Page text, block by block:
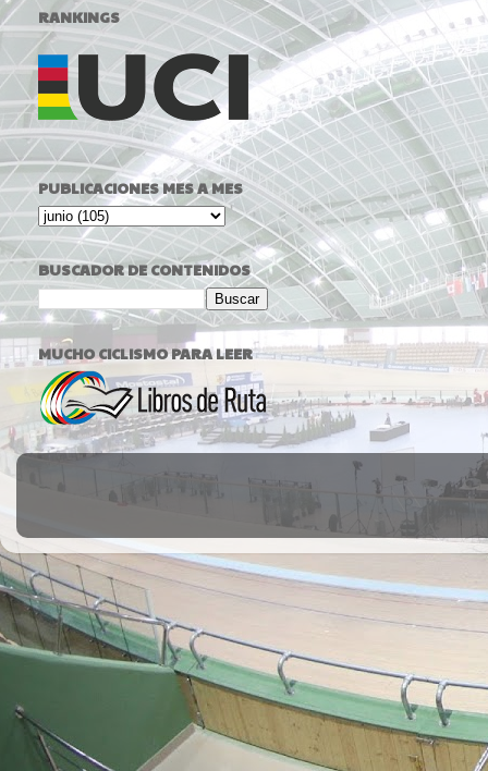
RANKINGS
PUBLICACIONES MES A MES
BUSCADOR DE CONTENIDOS
MUCHO CICLISMO PARA LEER